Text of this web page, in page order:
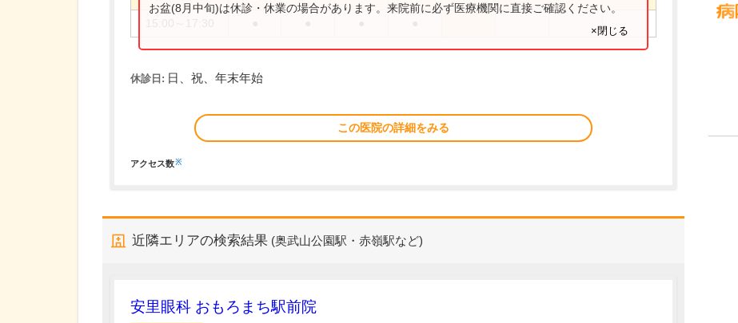
お盆(8月中旬)は休診・休業の場合があります。来院前に必ず医療機関に直接ご確認ください。
×閉じる
休診日: 日、祝、年末年始
この医院の詳細をみる
アクセス数※
近隣エリアの検索結果 (奥武山公園駅・赤嶺駅など)
安里眼科 おもろまち駅前院